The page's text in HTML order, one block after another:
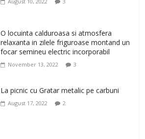
Un ten regenerat, fara riduri. Crema
antirid Ivatherm pentru o piele neteda si
elastica.
February 6, 2026 0
O locuinta calduroasa si atmosfera
relaxanta in zilele friguroase montand un
focar semineu electric incorporabil
November 13, 2022 3
La picnic cu Gratar metalic pe carbuni
August 17, 2022 2